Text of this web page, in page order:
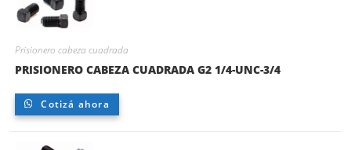
Prisionero cabeza cuadrada
PRISIONERO CABEZA CUADRADA G2 1/4-UNC-3/4
Cotizá ahora